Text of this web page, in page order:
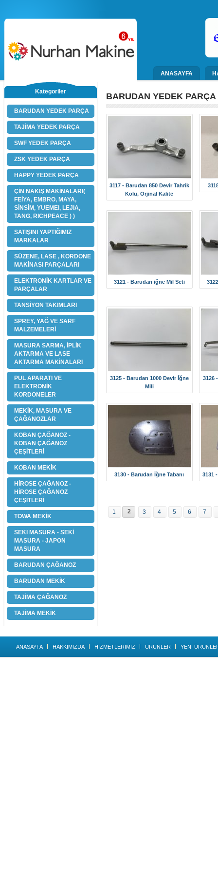
ANASAYFA
Kategoriler
BARUDAN YEDEK PARÇA
TAJİMA YEDEK PARÇA
SWF YEDEK PARÇA
ZSK YEDEK PARÇA
HAPPY YEDEK PARÇA
ÇİN NAKIŞ MAKİNALARI(
FEİYA, EMBRO, MAYA,
SİNSİM, YUEMEI, LEJIA,
TANG, RICHPEACE ) )
SATIŞINI YAPTIĞIMIZ
MARKALAR
SÜZENE, LASE , KORDONE
MAKİNASI PARÇALARI
ELEKTRONİK KARTLAR VE
PARÇALAR
TANSİYON TAKIMLARI
SPREY, YAĞ VE SARF
MALZEMELERİ
MASURA SARMA, İPLİK
AKTARMA VE LASE
AKTARMA MAKİNALARI
PUL APARATI VE
ELEKTRONİK
KORDONELER
MEKİK, MASURA VE
ÇAĞANOZLAR
KOBAN ÇAĞANOZ -
KOBAN ÇAĞANOZ
ÇEŞİTLERİ
KOBAN MEKİK
HİROSE ÇAĞANOZ -
HİROSE ÇAĞANOZ
ÇEŞİTLERİ
TOWA MEKİK
SEKI MASURA - SEKİ
MASURA - JAPON
MASURA
BARUDAN ÇAĞANOZ
BARUDAN MEKİK
TAJİMA ÇAĞANOZ
TAJİMA MEKİK
BARUDAN YEDEK PARÇA
3117 - Barudan 850 Devir Tahrik
Kolu, Orjinal Kalite
3121 - Barudan iğne Mil Seti
3125 - Barudan 1000 Devir İğne
Mili
3126
3130 - Barudan İğne Tabanı 3131
1 2 3 4 5 6 7
ANASAYFA HAKKIMIZDA HİZMETLERİMİZ ÜRÜNLER YENİ